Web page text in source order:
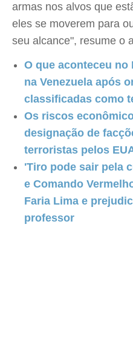
armas nos alvos que
eles se moverem para
seu alcance", resume o
O que aconteceu no
na Venezuela após
classificadas como
Os riscos
designação de
terroristas pelos
'Tiro pode sair pela
e Comando
Faria Lima e
professor